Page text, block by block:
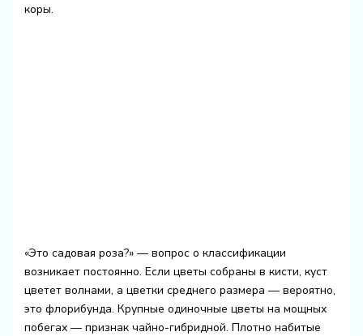
коры.
«Это садовая роза?» — вопрос о классификации
возникает постоянно. Если цветы собраны в кисти, куст
цветет волнами, а цветки среднего размера — вероятно,
это флорибунда. Крупные одиночные цветы на мощных
побегах — признак чайно-гибридной. Плотно набитые